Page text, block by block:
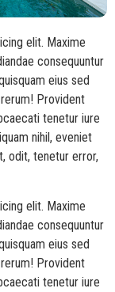
elit. Maxime
consequuntur
eius sed
Provident
tenetur iure
nihil, eveniet
odit, tenetur error,
elit. Maxime
consequuntur
eius sed
Provident
tenetur iure